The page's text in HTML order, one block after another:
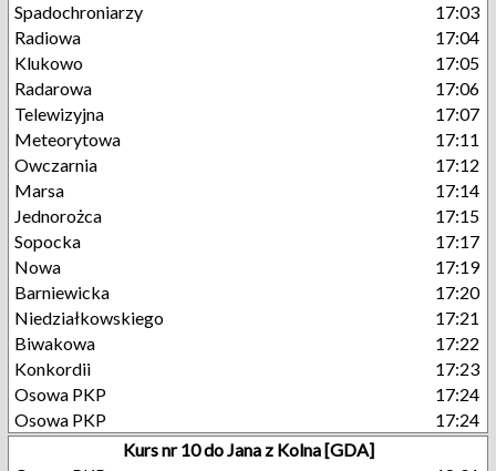
Spadochroniarzy
17:03
Radiowa
17:04
Klukowo
17:05
Radarowa
17:06
Telewizyjna
17:07
Meteorytowa
17:11
Owczarnia
17:12
Marsa
17:14
Jednorożca
17:15
Sopocka
17:17
Nowa
17:19
Barniewicka
17:20
Niedziałkowskiego
17:21
Biwakowa
17:22
Konkordii
17:23
Osowa PKP
17:24
Osowa PKP
17:24
Kurs nr 10 do Jana z Kolna [GDA]